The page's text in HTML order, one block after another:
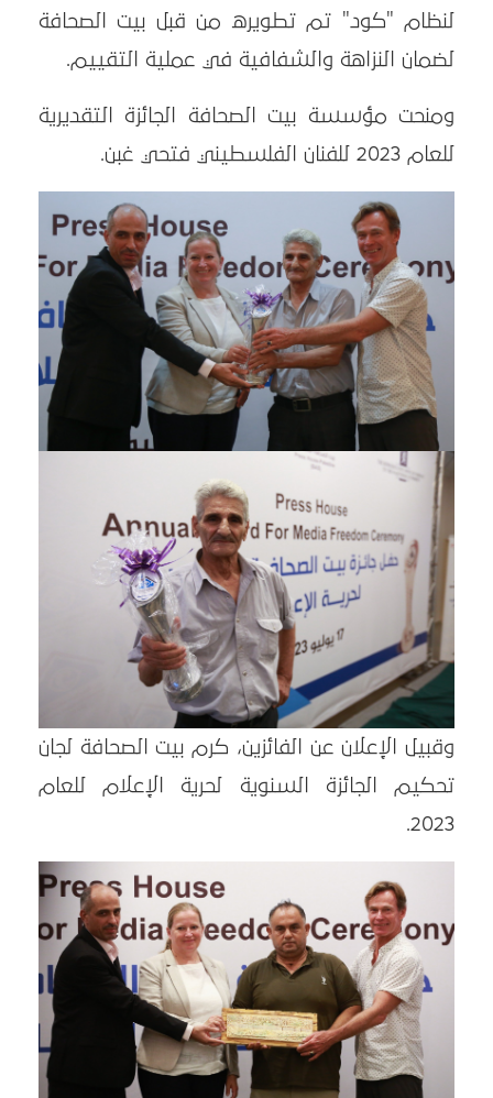
لنظام "كود" تم تطويره من قبل بيت الصحافة
لضمان النزاهة والشفافية في عملية التقييم.
ومنحت مؤسسة بيت الصحافة الجائزة التقديرية
للعام 2023 للفنان الفلسطيني فتحي غبن.
وقبيل الإعلان عن الفائزين، كرم بيت الصحافة لجان
تحكيم الجائزة السنوية لحرية الإعلام للعام
2023.